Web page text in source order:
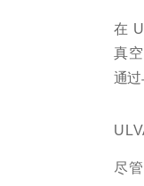
在
真
通
尽管